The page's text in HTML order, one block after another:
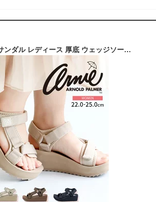
アーノルドパーマー サンダル レディース 厚底 ウェッジソール 軽量 スポーツサンダル レディース スポーツ 歩きやすい シンプル かわいい 脱げにくい ストラップサンダル 黒 ベージュ ネイビー ブラウン